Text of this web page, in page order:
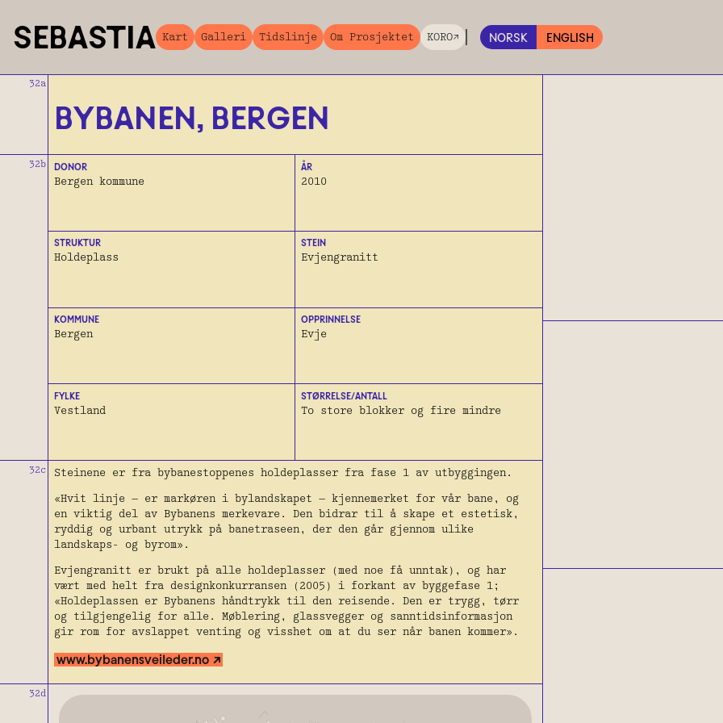
SEBASTIA Kart Galleri Tidslinje Om Prosjektet KORO↗︎ NORSK ENGLISH
32a
BYBANEN, BERGEN
32b DONOR
Bergen kommune
ÅR
2010
STRUKTUR
Holdeplass
STEIN
Evjengranitt
KOMMUNE
Bergen
OPPRINNELSE
Evje
FYLKE
Vestland
STØRRELSE/ANTALL
To store blokker og fire mindre
32c
Steinene er fra bybanestoppenes holdeplasser fra fase 1 av utbyggingen.
«Hvit linje — er markøren i bylandskapet — kjennemerket for vår bane, og
en viktig del av Bybanens merkevare. Den bidrar til å skape et estetisk,
ryddig og urbant utrykk på banetraseen, der den går gjennom ulike
landskaps- og byrom».
Evjengranitt er brukt på alle holdeplasser (med noe få unntak), og har
vært med helt fra designkonkurransen (2005) i forkant av byggefase 1;
«Holdeplassen er Bybanens håndtrykk til den reisende. Den er trygg, tørr
og tilgjengelig for alle. Møblering, glassvegger og sanntidsinformasjon
gir rom for avslappet venting og visshet om at du ser når banen kommer».
www.bybanensveileder.no
32d